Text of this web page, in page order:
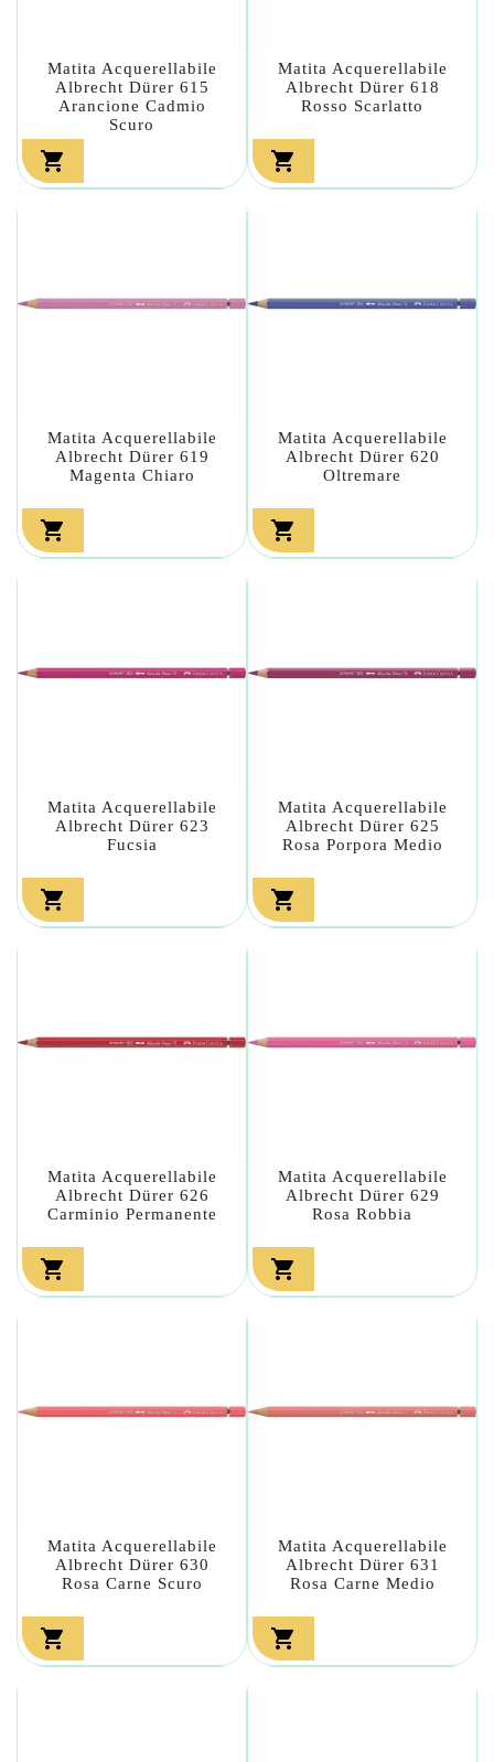
Matita Acquerellabile
Albrecht Dürer 615
Arancione Cadmio
Scuro

Matita Acquerellabile
Albrecht Dürer 618
Rosso Scarlatto

Matita Acquerellabile
Albrecht Dürer 619
Magenta Chiaro

Matita Acquerellabile
Albrecht Dürer 620
Oltremare

Matita Acquerellabile
Albrecht Dürer 623
Fucsia

Matita Acquerellabile
Albrecht Dürer 625
Rosa Porpora Medio

Matita Acquerellabile
Albrecht Dürer 626
Carminio Permanente

Matita Acquerellabile
Albrecht Dürer 629
Rosa Robbia

Matita Acquerellabile
Albrecht Dürer 630
Rosa Carne Scuro

Matita Acquerellabile
Albrecht Dürer 631
Rosa Carne Medio
